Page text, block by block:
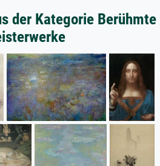
der Kategorie Berühmte